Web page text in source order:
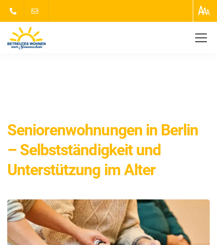
Seniorenwohnungen in Berlin
– Selbstständigkeit und
Unterstützung im Alter